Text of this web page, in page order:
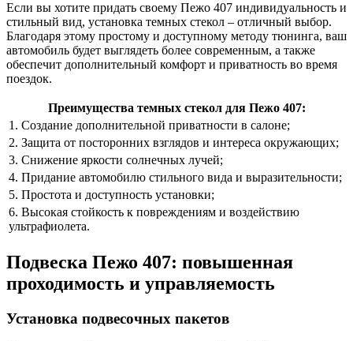
Если вы хотите придать своему Пежо 407 индивидуальность и
стильный вид, установка темных стекол – отличный выбор.
Благодаря этому простому и доступному методу тюнинга, ваш
автомобиль будет выглядеть более современным, а также
обеспечит дополнительный комфорт и приватность во время
поездок.
Преимущества темных стекол для Пежо 407:
1. Создание дополнительной приватности в салоне;
2. Защита от посторонних взглядов и интереса окружающих;
3. Снижение яркости солнечных лучей;
4. Придание автомобилю стильного вида и выразительности;
5. Простота и доступность установки;
6. Высокая стойкость к повреждениям и воздействию
ультрафиолета.
Подвеска Пежо 407: повышенная
проходимость и управляемость
Установка подвесочных пакетов